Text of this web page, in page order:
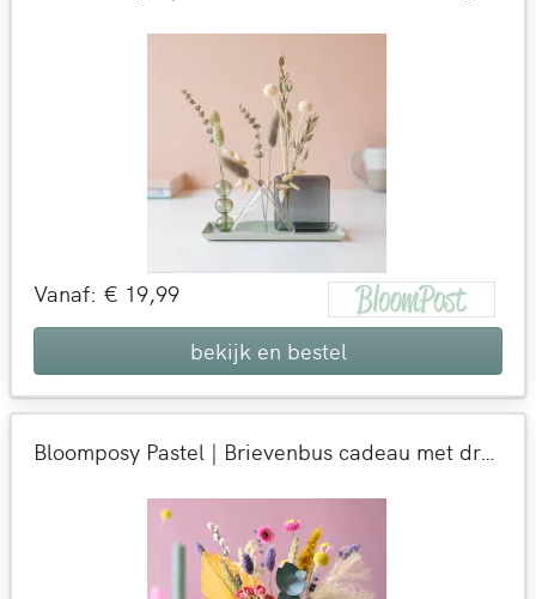
Vanaf: € 19,99
bekijk en bestel
Bloomposy Pastel | Brievenbus cadeau met droogbloemen | Bloemen die blijven